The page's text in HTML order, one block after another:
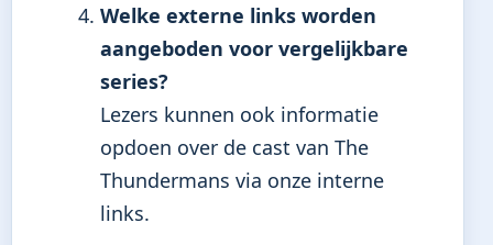
Welke externe links worden
aangeboden voor vergelijkbare
series?
Lezers kunnen ook informatie
opdoen over de cast van The
Thundermans via onze interne
links.